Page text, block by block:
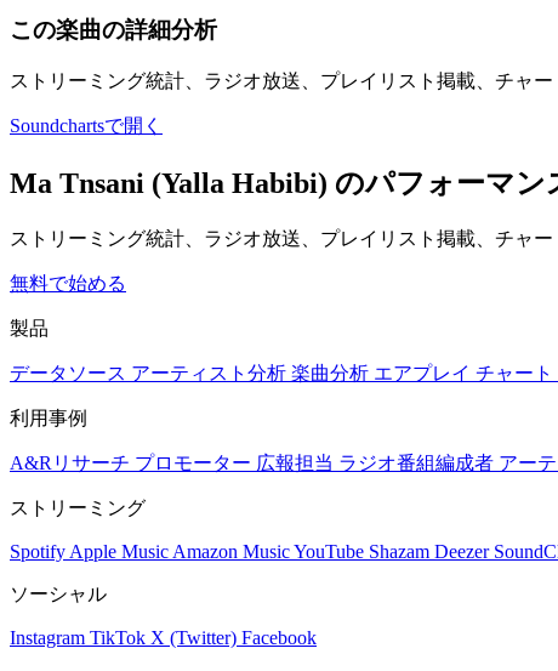
この楽曲の詳細分析
ストリーミング統計、ラジオ放送、プレイリスト掲載、チャー
Soundchartsで開く
Ma Tnsani (Yalla Habibi) のパフォーマ
ストリーミング統計、ラジオ放送、プレイリスト掲載、チャ
無料で始める
製品
データソース アーティスト分析 楽曲分析 エアプレイ チャート
利用事例
A&Rリサーチ プロモーター 広報担当 ラジオ番組編成者 アー
ストリーミング
Spotify Apple Music Amazon MusicYouTube Shazam Deezer
ソーシャル
Instagram TikTok X (Twitter) Facebook